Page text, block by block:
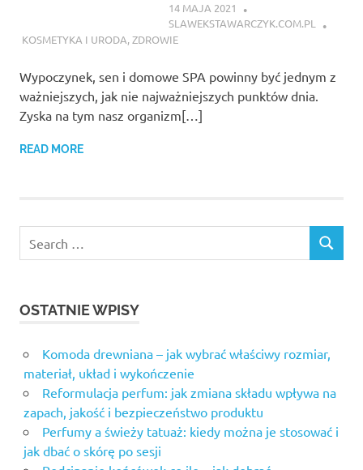
14 MAJA 2021
SLAWEKSTAWARCZYK.COM.PL
KOSMETYKA I URODA,ZDROWIE
Wypoczynek, sen i domowe SPA powinny być jednym z
ważniejszych, jak nie najważniejszych punktów dnia.
Zyska na tym nasz organizm[…]
READ MORE
OSTATNIE WPISY
Komoda drewniana – jak wybrać właściwy rozmiar,
materiał, układ i wykończenie
Reformulacja perfum: jak zmiana składu wpływa na
zapach, jakość i bezpieczeństwo produktu
Perfumy a świeży tatuaż: kiedy można je stosować i
jak dbać o skórę po sesji